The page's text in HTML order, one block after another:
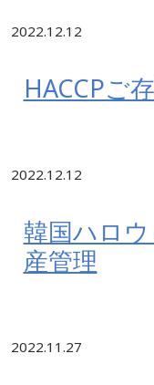
2022.12.12
HACCPご
2022.12.12
韓国ハロ
産管理
2022.11.27